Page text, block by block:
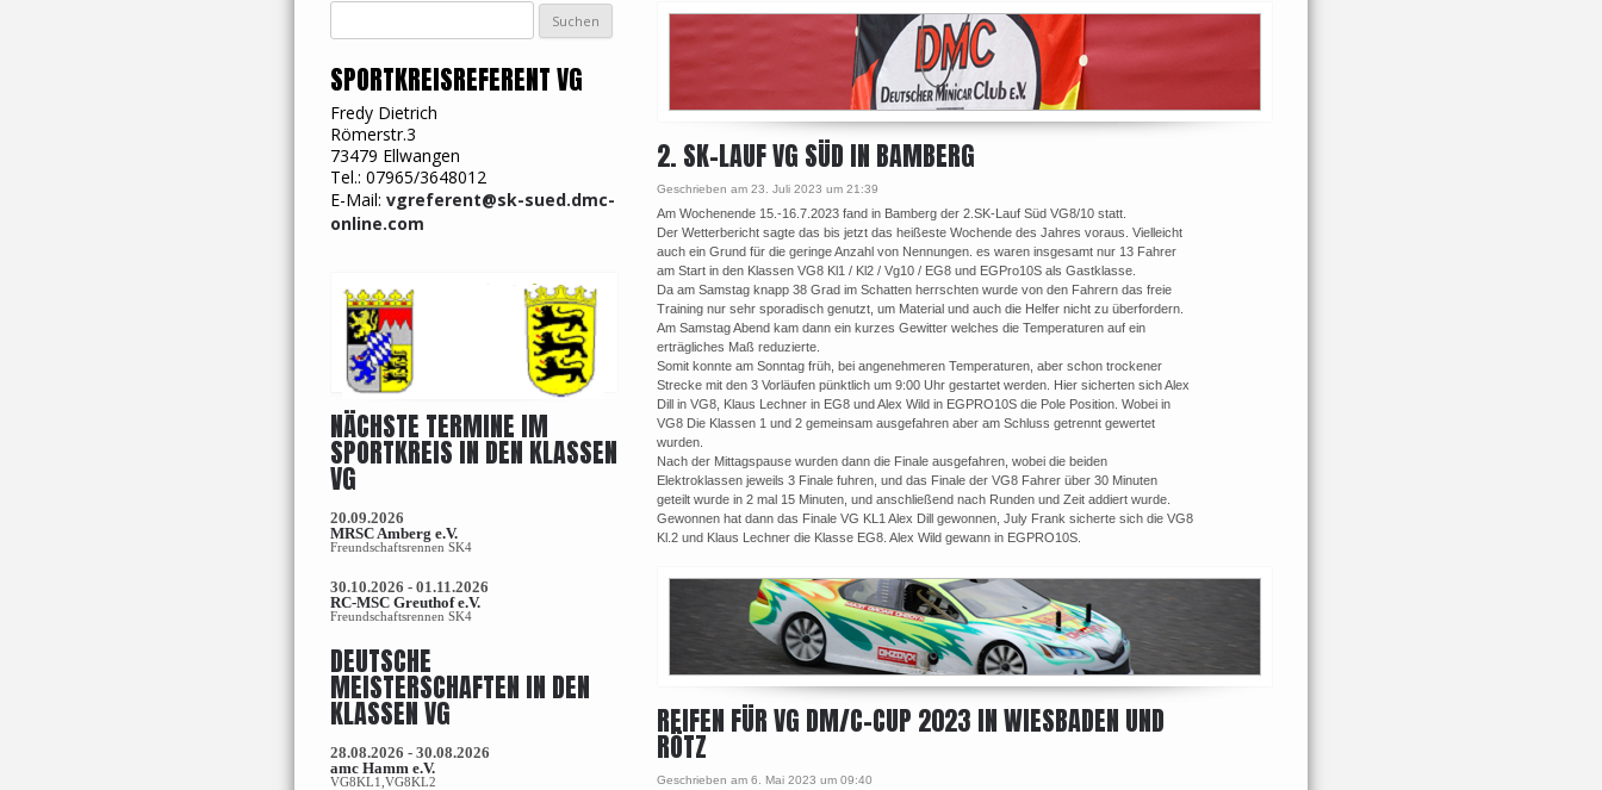
2. SK-LAUF VG SÜD IN BAMBERG
Geschrieben am 23. Juli 2023 um 21:39
Am Wochenende 15.-16.7.2023 fand in Bamberg der 2.SK-Lauf Süd VG8/10 statt.
Der Wetterbericht sagte das bis jetzt das heißeste Wochende des Jahres voraus. Vielleicht
auch ein Grund für die geringe Anzahl von Nennungen. es waren insgesamt nur 13 Fahrer
am Start in den Klassen VG8 Kl1 / Kl2 / Vg10 / EG8 und EGPro10S als Gastklasse.
Da am Samstag knapp 38 Grad im Schatten herrschten wurde von den Fahrern das freie
Training nur sehr sporadisch genutzt, um Material und auch die Helfer nicht zu überfordern.
Am Samstag Abend kam dann ein kurzes Gewitter welches die Temperaturen auf ein
erträgliches Maß reduzierte.
Somit konnte am Sonntag früh, bei angenehmeren Temperaturen, aber schon trockener
Strecke mit den 3 Vorläufen pünktlich um 9:00 Uhr gestartet werden. Hier sicherten sich Alex
Dill in VG8, Klaus Lechner in EG8 und Alex Wild in EGPRO10S die Pole Position. Wobei in
VG8 Die Klassen 1 und 2 gemeinsam ausgefahren aber am Schluss getrennt gewertet
wurden.
Nach der Mittagspause wurden dann die Finale ausgefahren, wobei die beiden
Elektroklassen jeweils 3 Finale fuhren, und das Finale der VG8 Fahrer über 30 Minuten
geteilt wurde in 2 mal 15 Minuten, und anschließend nach Runden und Zeit addiert wurde.
Gewonnen hat dann das Finale VG KL1 Alex Dill gewonnen, July Frank sicherte sich die VG8
Kl.2 und Klaus Lechner die Klasse EG8. Alex Wild gewann in EGPRO10S.
REIFEN FÜR VG DM/C-CUP 2023 IN WIESBADEN UND
RÖTZ
Geschrieben am 6. Mai 2023 um 09:40
nach:
SPORTKREISREFERENT VG
Fredy Dietrich
Römerstr.3
73479 Ellwangen
Tel.: 07965/3648012
E-Mail: vgreferent@sk-sued.dmc-
online.com
NÄCHSTE TERMINE IM
SPORTKREIS IN DEN KLASSEN
VG
20.09.2026
MRSC Amberg e.V.
Freundschaftsrennen SK4
30.10.2026 - 01.11.2026
RC-MSC Greuthof e.V.
Freundschaftsrennen SK4
DEUTSCHE
MEISTERSCHAFTEN IN DEN
KLASSEN VG
28.08.2026 - 30.08.2026
amc Hamm e.V.
VG8KL1,VG8KL2